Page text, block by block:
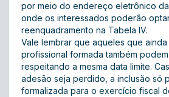
por meio do endereço eletrônico da
onde os interessados poderão
reenquadramento na Tabela IV.
Vale lembrar que aqueles que
profissional formada também
respeitando a mesma data limite.
adesão seja perdido, a inclusão só
formalizada para o exercício fiscal